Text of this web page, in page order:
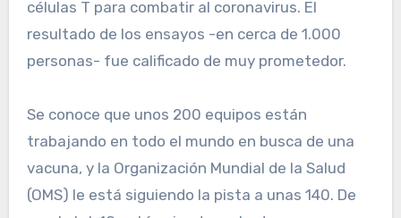
células T para combatir al coronavirus. El
resultado de los ensayos -en cerca de 1.000
personas- fue calificado de muy prometedor.
Se conoce que unos 200 equipos están
trabajando en todo el mundo en busca de una
vacuna, y la Organización Mundial de la Salud
(OMS) le está siguiendo la pista a unas 140. De